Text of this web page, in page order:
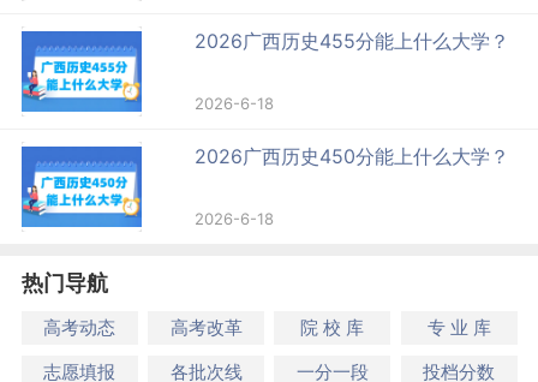
2026广西历史455分能上什么大学？
2026-6-18
2026广西历史450分能上什么大学？
2026-6-18
热门导航
高考动态 高考改革 院 校 库
专 业 库
志愿填报
各批次线 一分一段 投档分数